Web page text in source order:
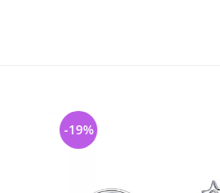
-19%